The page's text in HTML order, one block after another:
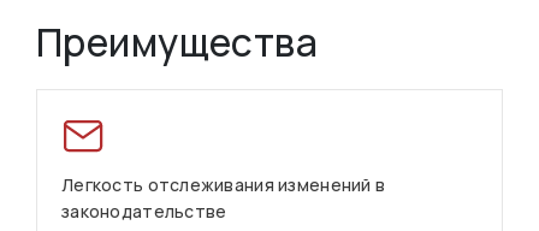
Преимущества
Легкость отслеживания изменений в
законодательстве